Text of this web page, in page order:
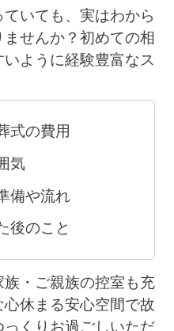
いても、実はわから
せんか？初めての相
ように経験豊富なス
式の費用
気
備や流れ
後のこと
・ご親族の控室も充
休まる安心空間で故
くりお過ごしいただ